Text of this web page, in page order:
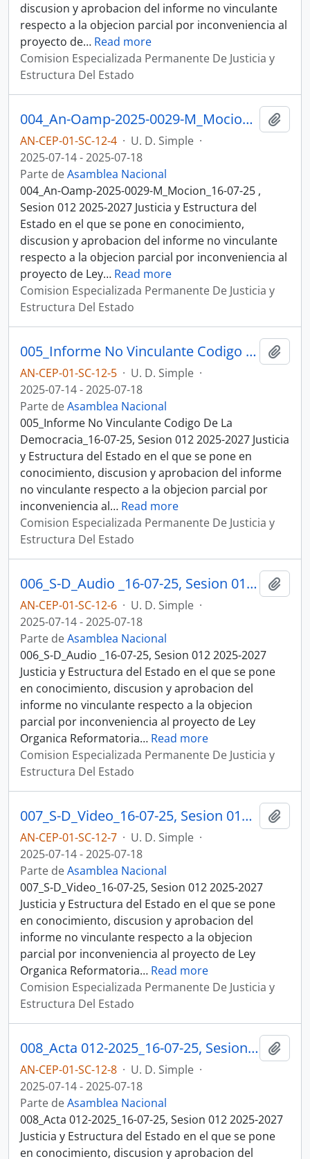
discusion y aprobacion del informe no vinculante
respecto a la objecion parcial por inconveniencia al
proyecto de… Read more
Comision Especializada Permanente De Justicia y
Estructura Del Estado
004_An-Oamp-2025-0029-M_Mocion_16-07-25, Sesion 012 Justicia y Estructura del Estado
AN-CEP-01-SC-12-4 · U. D. Simple ·
2025-07-14 - 2025-07-18
Parte deAsamblea Nacional
004_An-Oamp-2025-0029-M_Mocion_16-07-25 ,
Sesion 012 2025-2027 Justicia y Estructura del
Estado en el que se pone en conocimiento,
discusion y aprobacion del informe no vinculante
respecto a la objecion parcial por inconveniencia al
proyecto de Ley… Read more
Comision Especializada Permanente De Justicia y
Estructura Del Estado
005_Informe No Vinculante Codigo De La Democracia_16-07-25, Sesion 012 Justicia y Estructura del Estado
AN-CEP-01-SC-12-5 · U. D. Simple ·
2025-07-14 - 2025-07-18
Parte deAsamblea Nacional
005_Informe No Vinculante Codigo De La
Democracia_16-07-25, Sesion 012 2025-2027 Justicia
y Estructura del Estado en el que se pone en
conocimiento, discusion y aprobacion del informe
no vinculante respecto a la objecion parcial por
inconveniencia al… Read more
Comision Especializada Permanente De Justicia y
Estructura Del Estado
006_S-D_Audio _16-07-25, Sesion 012 Justicia y Estructura del Estado
AN-CEP-01-SC-12-6 · U. D. Simple ·
2025-07-14 - 2025-07-18
Parte deAsamblea Nacional
006_S-D_Audio _16-07-25, Sesion 012 2025-2027
Justicia y Estructura del Estado en el que se pone
en conocimiento, discusion y aprobacion del
informe no vinculante respecto a la objecion
parcial por inconveniencia al proyecto de Ley
Organica Reformatoria… Read more
Comision Especializada Permanente De Justicia y
Estructura Del Estado
007_S-D_Video_16-07-25, Sesion 012 Justicia y Estructura del Estado
AN-CEP-01-SC-12-7 · U. D. Simple ·
2025-07-14 - 2025-07-18
Parte deAsamblea Nacional
007_S-D_Video_16-07-25, Sesion 012 2025-2027
Justicia y Estructura del Estado en el que se pone
en conocimiento, discusion y aprobacion del
informe no vinculante respecto a la objecion
parcial por inconveniencia al proyecto de Ley
Organica Reformatoria… Read more
Comision Especializada Permanente De Justicia y
Estructura Del Estado
008_Acta 012-2025_16-07-25, Sesion 012 Justicia y Estructura del Estado
AN-CEP-01-SC-12-8 · U. D. Simple ·
2025-07-14 - 2025-07-18
Parte deAsamblea Nacional
008_Acta 012-2025_16-07-25, Sesion 012 2025-2027
Justicia y Estructura del Estado en el que se pone
en conocimiento, discusion y aprobacion del